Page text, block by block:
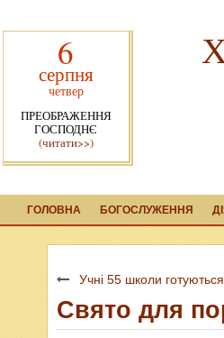
6
серпня
четвер
ПРЕОБРАЖЕННЯ
ГОСПОДНЄ
(читати>>)
ГОЛОВНА БОГОСЛУЖЕННЯ
Учні 55 школи
Свято для